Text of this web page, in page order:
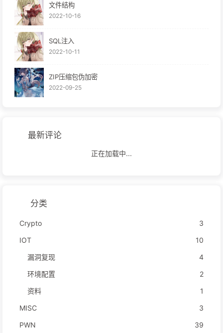
文件结构
2022-10-16
SQL注入
2022-10-11
ZIP压缩包伪加密
2022-09-25
最新评论
正在加载中...
分类
Crypto
3
IOT
10
漏洞复现
4
环境配置
2
资料
1
MISC
3
PWN
39